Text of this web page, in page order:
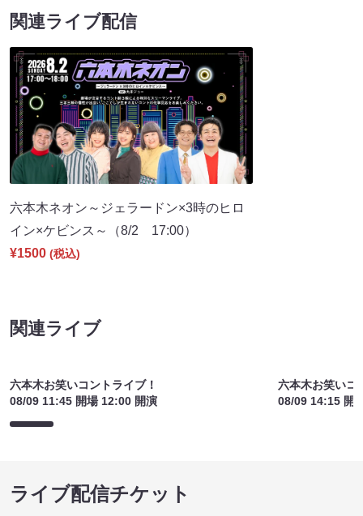
関連ライブ配信
六本木ネオン～ジェラードン×3時のヒロ
イン×ケビンス～（8/2 17:00）
¥1500 (税込)
関連ライブ